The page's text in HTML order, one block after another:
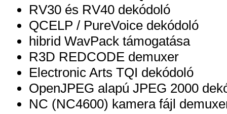
RV30 és RV40 dekódoló
QCELP / PureVoice dekódoló
hibrid WavPack támogatása
R3D REDCODE demuxer
Electronic Arts TQI dekódoló
OpenJPEG alapú JPEG 2000
NC (NC4600) kamera fájl